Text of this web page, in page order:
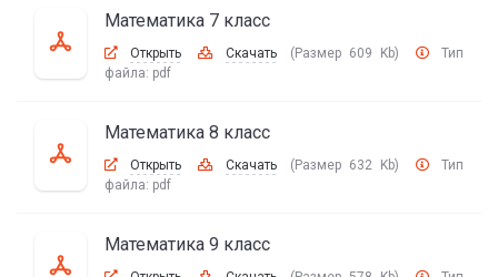
Математика 7 класс
Открыть Скачать (Размер 609 Kb)
Тип
файла: pdf
Математика 8 класс
Открыть Скачать (Размер 632 Kb)
Тип
файла: pdf
Математика 9 класс